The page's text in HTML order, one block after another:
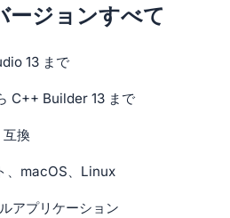
ージョンすべて
13 まで
C++ Builder 13 まで
換
、macOS、Linux
アプリケーション